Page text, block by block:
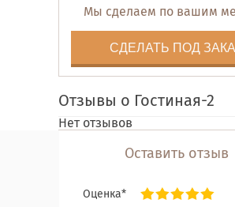
Мы сделаем по вашим
СДЕЛАТЬ ПОД
Отзывы о Гостиная-2
Нет отзывов
Оставить отзыв
Оценка*